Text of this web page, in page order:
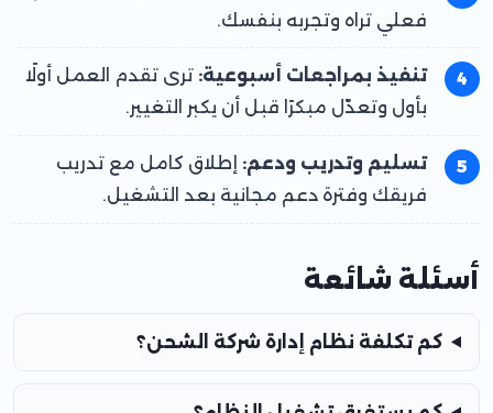
فعلي تراه وتجربه بنفسك.
تنفيذ بمراجعات أسبوعية: ترى تقدم العمل أولًا
بأول وتعدّل مبكرًا قبل أن يكبر التغيير.
تسليم وتدريب ودعم: إطلاق كامل مع تدريب
فريقك وفترة دعم مجانية بعد التشغيل.
أسئلة شائعة
كم تكلفة نظام إدارة شركة الشحن؟